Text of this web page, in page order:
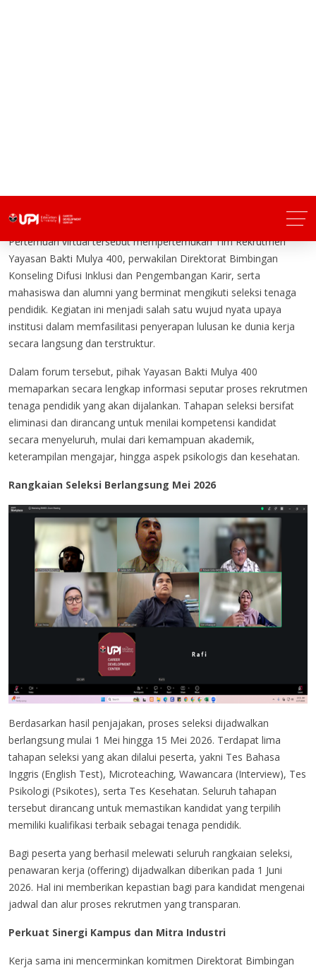
Pertemuan virtual tersebut mempertemukan Tim Rekrutmen
Yayasan Bakti Mulya 400, perwakilan Direktorat Bimbingan
Konseling Difusi Inklusi dan Pengembangan Karir, serta
mahasiswa dan alumni yang berminat mengikuti seleksi tenaga
pendidik. Kegiatan ini menjadi salah satu wujud nyata upaya
institusi dalam memfasilitasi penyerapan lulusan ke dunia kerja
secara langsung dan terstruktur.
Dalam forum tersebut, pihak Yayasan Bakti Mulya 400
memaparkan secara lengkap informasi seputar proses rekrutmen
tenaga pendidik yang akan dijalankan. Tahapan seleksi bersifat
eliminasi dan dirancang untuk menilai kompetensi kandidat
secara menyeluruh, mulai dari kemampuan akademik,
keterampilan mengajar, hingga aspek psikologis dan kesehatan.
Rangkaian Seleksi Berlangsung Mei 2026
Berdasarkan hasil penjajakan, proses seleksi dijadwalkan
berlangsung mulai 1 Mei hingga 15 Mei 2026. Terdapat lima
tahapan seleksi yang akan dilalui peserta, yakni Tes Bahasa
Inggris (English Test), Microteaching, Wawancara (Interview), Tes
Psikologi (Psikotes), serta Tes Kesehatan. Seluruh tahapan
tersebut dirancang untuk memastikan kandidat yang terpilih
memiliki kualifikasi terbaik sebagai tenaga pendidik.
Bagi peserta yang berhasil melewati seluruh rangkaian seleksi,
penawaran kerja (offering) dijadwalkan diberikan pada 1 Juni
2026. Hal ini memberikan kepastian bagi para kandidat mengenai
jadwal dan alur proses rekrutmen yang transparan.
Perkuat Sinergi Kampus dan Mitra Industri
Kerja sama ini mencerminkan komitmen Direktorat Bimbingan